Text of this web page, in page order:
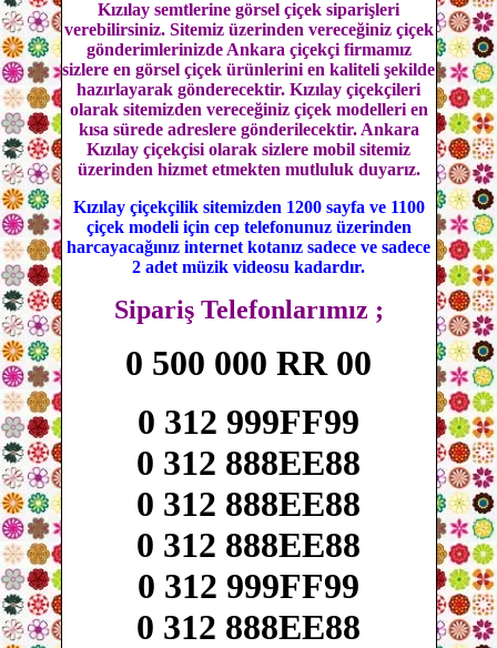
Kızılay semtlerine görsel çiçek siparişleri
verebilirsiniz. Sitemiz üzerinden vereceğiniz çiçek
gönderimlerinizde Ankara çiçekçi firmamız
sizlere en görsel çiçek ürünlerini en kaliteli şekilde
hazırlayarak gönderecektir. Kızılay çiçekçileri
olarak sitemizden vereceğiniz çiçek modelleri en
kısa sürede adreslere gönderilecektir. Ankara
Kızılay çiçekçisi olarak sizlere mobil sitemiz
üzerinden hizmet etmekten mutluluk duyarız.
Kızılay çiçekçilik sitemizden 1200 sayfa ve 1100
çiçek modeli için cep telefonunuz üzerinden
harcayacağınız internet kotanız sadece ve sadece
2 adet müzik videosu kadardır.
Sipariş Telefonlarımız ;
0 500 000 RR 00
0 312 999FF99
0 312 888EE88
0 312 888EE88
0 312 888EE88
0 312 999FF99
0 312 888EE88